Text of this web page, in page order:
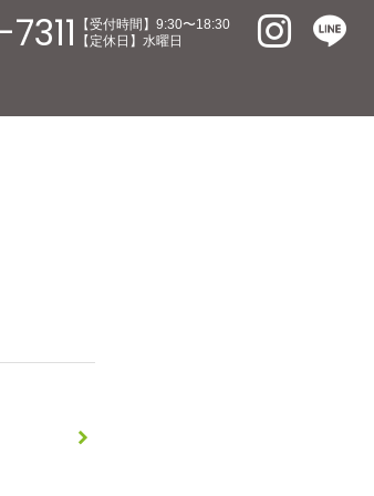
【受付時間】9:30〜18:30
【定休日】水曜日